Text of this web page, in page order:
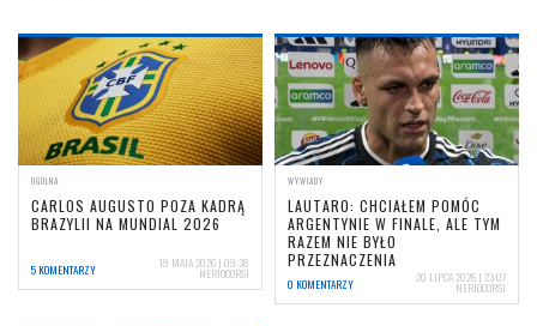
OGÓLNA
CARLOS AUGUSTO POZA KADRĄ
BRAZYLII NA MUNDIAL 2026
5 KOMENTARZY 19 MAJA 2026 | 09:38
NERIOCORSI
WYWIADY
LAUTARO: CHCIAŁEM POMÓC
ARGENTYNIE W FINALE, ALE TYM
RAZEM NIE BYŁO
PRZEZNACZENIA
0 KOMENTARZY 20 LIPCA 2026 | 23:07
NERIOCORSI